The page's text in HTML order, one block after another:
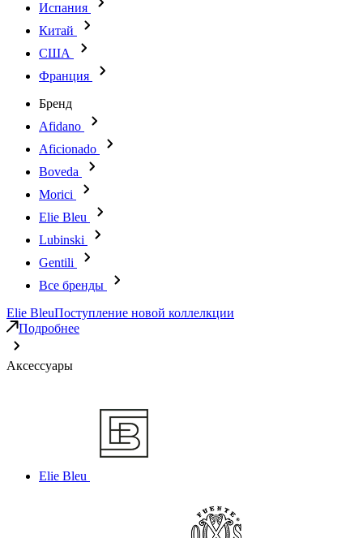
Испания
Китай
США
Франция
Бренд
Afidano
Aficionado
Boveda
Morici
Elie Bleu
Lubinski
Gentili
Все бренды
Elie BleuПоступление новой коллелкции
Подробнее
Аксессуары
Elie Bleu